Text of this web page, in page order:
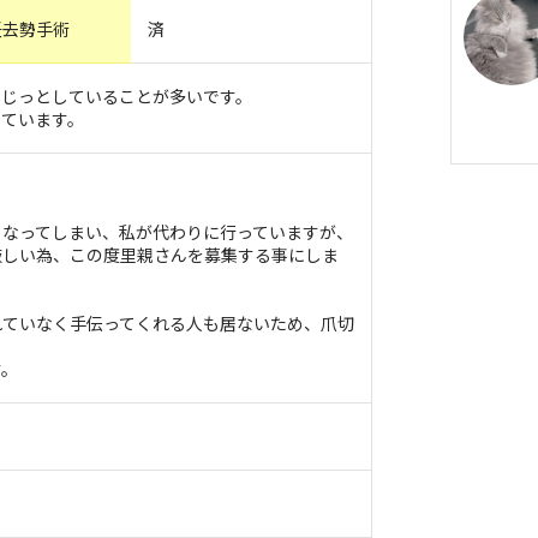
勢手術 済
っとしていることが多いです。
います。
ってしまい、私が代わりに行っていますが、
い為、この度里親さんを募集する事にしま
いなく手伝ってくれる人も居ないため、爪切